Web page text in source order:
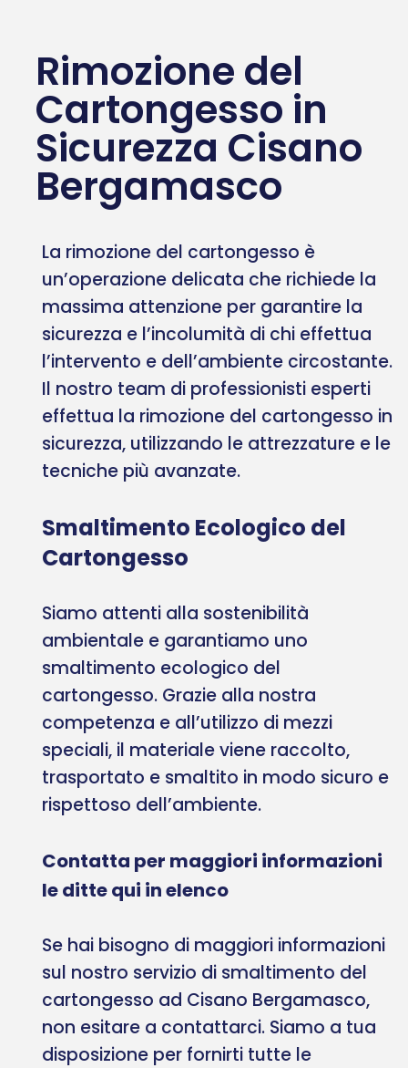
Rimozione del
Cartongesso in
Sicurezza Cisano
Bergamasco
La rimozione del cartongesso è
un’operazione delicata che richiede la
massima attenzione per garantire la
sicurezza e l’incolumità di chi effettua
l’intervento e dell’ambiente circostante.
Il nostro team di professionisti esperti
effettua la rimozione del cartongesso in
sicurezza, utilizzando le attrezzature e le
tecniche più avanzate.
Smaltimento Ecologico del
Cartongesso
Siamo attenti alla sostenibilità
ambientale e garantiamo uno
smaltimento ecologico del
cartongesso. Grazie alla nostra
competenza e all’utilizzo di mezzi
speciali, il materiale viene raccolto,
trasportato e smaltito in modo sicuro e
rispettoso dell’ambiente.
Contatta per maggiori informazioni
le ditte qui in elenco
Se hai bisogno di maggiori informazioni
sul nostro servizio di smaltimento del
cartongesso ad Cisano Bergamasco,
non esitare a contattarci. Siamo a tua
disposizione per fornirti tutte le